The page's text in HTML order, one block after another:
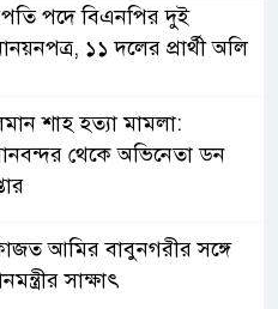
পদে বিএনপির দুই
১১ দলের প্রার্থী অলি
শাহ হত্যা মামলা:
থেকে অভিনেতা ডন
আমির বাবুনগরীর সঙ্গে
সাক্ষাৎ